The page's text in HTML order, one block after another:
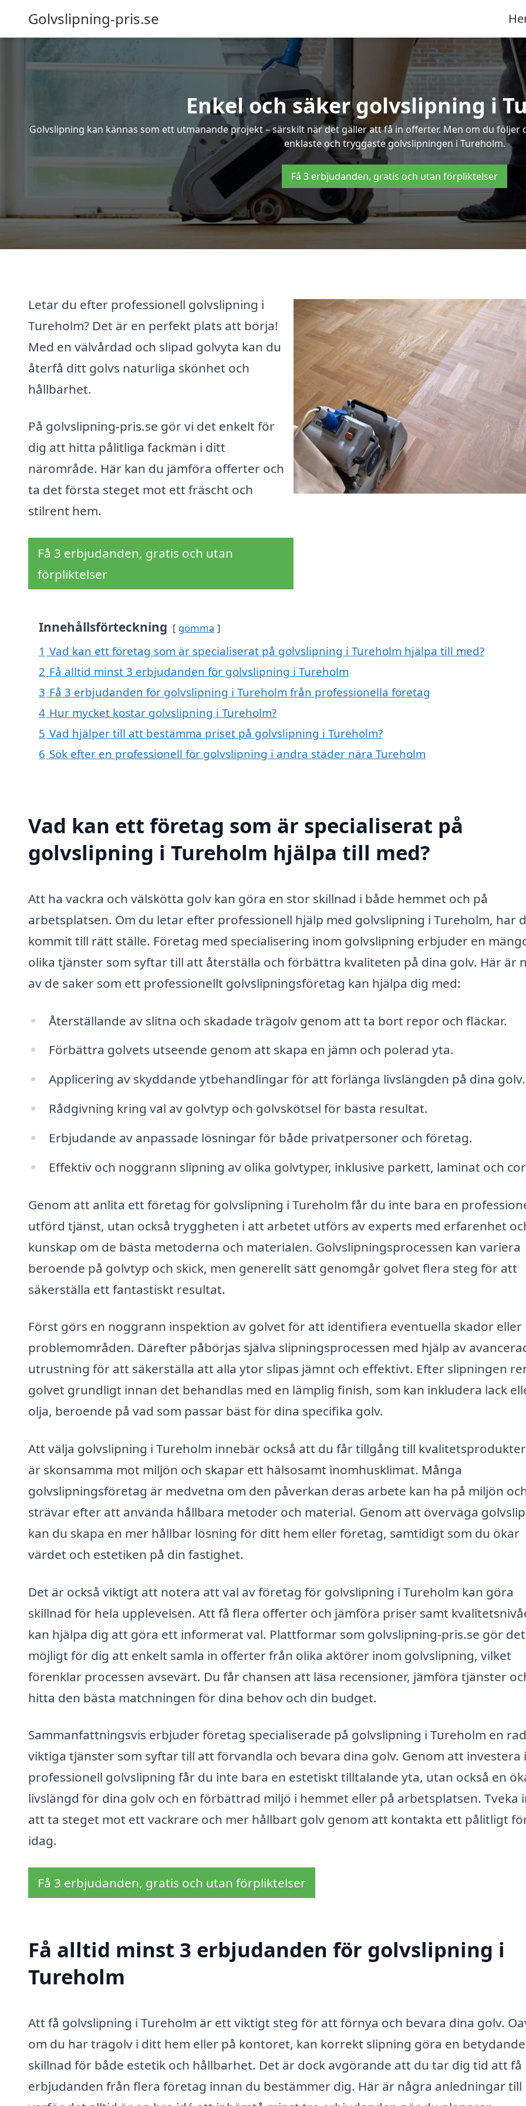
Golvslipning-pris.se
Enkel och säker golvslipning i
Golvslipning kan kännas som ett utmanande projekt – särskilt när det gäller att få in offerter. Men om du
enklaste och tryggaste golvslipningen i Tureholm.
Få 3 erbjudanden, gratis och utan förpliktelser
Letar du efter professionell golvslipning i
Tureholm? Det är en perfekt plats att börja!
Med en välvårdad och slipad golvyta kan du
återfå ditt golvs naturliga skönhet och
hållbarhet.
På golvslipning-pris.se gör vi det enkelt för
dig att hitta pålitliga fackmän i ditt
närområde. Här kan du jämföra offerter och
ta det första steget mot ett fräscht och
stilrent hem.
Få 3 erbjudanden, gratis och utan
förpliktelser
Innehållsförteckning gömma
1 Vad kan ett företag som är specialiserat på golvslipning i Tureholm hjälpa till med?
2 Få alltid minst 3 erbjudanden för golvslipning i Tureholm
3 Få 3 erbjudanden för golvslipning i Tureholm från professionella företag
4 Hur mycket kostar golvslipning i Tureholm?
5 Vad hjälper till att bestämma priset på golvslipning i Tureholm?
6 Sök efter en professionell för golvslipning i andra städer nära Tureholm
Vad kan ett företag som är specialiserat på
golvslipning i Tureholm hjälpa till med?
Att ha vackra och välskötta golv kan göra en stor skillnad i både hemmet och på
arbetsplatsen. Om du letar efter professionell hjälp med golvslipning i Tureholm, har
kommit till rätt ställe. Företag med specialisering inom golvslipning erbjuder en
olika tjänster som syftar till att återställa och förbättra kvaliteten på dina golv. Här är
av de saker som ett professionellt golvslipningsföretag kan hjälpa dig med:
Återställande av slitna och skadade trägolv genom att ta bort repor och fläckar.
Förbättra golvets utseende genom att skapa en jämn och polerad yta.
Applicering av skyddande ytbehandlingar för att förlänga livslängden på dina golv.
Rådgivning kring val av golvtyp och golvskötsel för bästa resultat.
Erbjudande av anpassade lösningar för både privatpersoner och företag.
Effektiv och noggrann slipning av olika golvtyper, inklusive parkett, laminat och
Genom att anlita ett företag för golvslipning i Tureholm får du inte bara en
utförd tjänst, utan också tryggheten i att arbetet utförs av experts med erfarenhet
kunskap om de bästa metoderna och materialen. Golvslipningsprocessen kan variera
beroende på golvtyp och skick, men generellt sätt genomgår golvet flera steg för att
säkerställa ett fantastiskt resultat.
Först görs en noggrann inspektion av golvet för att identifiera eventuella skador eller
problemområden. Därefter påbörjas själva slipningsprocessen med hjälp av
utrustning för att säkerställa att alla ytor slipas jämnt och effektivt. Efter slipningen
golvet grundligt innan det behandlas med en lämplig finish, som kan inkludera lack
olja, beroende på vad som passar bäst för dina specifika golv.
Att välja golvslipning i Tureholm innebär också att du får tillgång till
är skonsamma mot miljön och skapar ett hälsosamt inomhusklimat. Många
golvslipningsföretag är medvetna om den påverkan deras arbete kan ha på miljön
strävar efter att använda hållbara metoder och material. Genom att överväga
kan du skapa en mer hållbar lösning för ditt hem eller företag, samtidigt som du ökar
värdet och estetiken på din fastighet.
Det är också viktigt att notera att val av företag för golvslipning i Tureholm kan göra
skillnad för hela upplevelsen. Att få flera offerter och jämföra priser samt
kan hjälpa dig att göra ett informerat val. Plattformar som golvslipning-pris.se gör det
möjligt för dig att enkelt samla in offerter från olika aktörer inom golvslipning, vilket
förenklar processen avsevärt. Du får chansen att läsa recensioner, jämföra tjänster
hitta den bästa matchningen för dina behov och din budget.
Sammanfattningsvis erbjuder företag specialiserade på golvslipning i Tureholm en rad
viktiga tjänster som syftar till att förvandla och bevara dina golv. Genom att investera i
professionell golvslipning får du inte bara en estetiskt tilltalande yta, utan också en
livslängd för dina golv och en förbättrad miljö i hemmet eller på arbetsplatsen. Tveka
att ta steget mot ett vackrare och mer hållbart golv genom att kontakta ett pålitligt
idag.
Få 3 erbjudanden, gratis och utan förpliktelser
Få alltid minst 3 erbjudanden för golvslipning i
Tureholm
Att få golvslipning i Tureholm är ett viktigt steg för att förnya och bevara dina golv.
om du har trägolv i ditt hem eller på kontoret, kan korrekt slipning göra en betydande
skillnad för både estetik och hållbarhet. Det är dock avgörande att du tar dig tid att få
erbjudanden från flera företag innan du bestämmer dig. Här är några anledningar till